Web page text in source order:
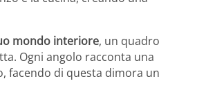
mondo interiore, un quadro
Ogni angolo racconta una
facendo di questa dimora un